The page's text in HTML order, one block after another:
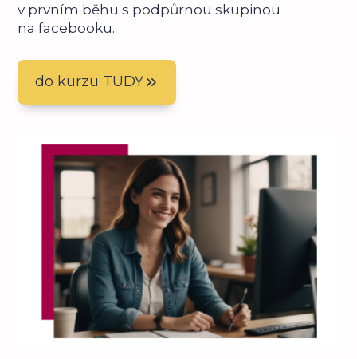
v prvním běhu s podpůrnou skupinou
na facebooku.
do kurzu TUDY